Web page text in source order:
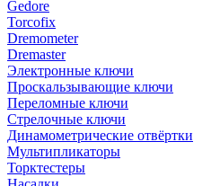
Gedore
Torcofix
Dremometer
Dremaster
Электронные ключи
Проскальзывающие ключи
Переломные ключи
Стрелочные ключи
Динамометрические отвёртки
Мультипликаторы
Торктестеры